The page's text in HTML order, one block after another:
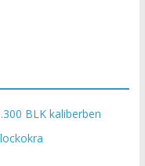
BLK kaliberben